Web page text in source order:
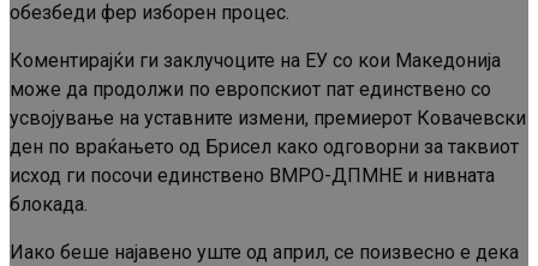
обезбеди фер изборен процес.
Коментирајќи ги заклучоците на ЕУ со кои Македонија
може да продолжи по европскиот пат единствено со
усвојување на уставните измени, премиерот Ковачевски
ден по враќањето од Брисел како одговорни за таквиот
исход ги посочи единствено ВМРО-ДПМНЕ и нивната
блокада.
Иако беше најавено уште од април, се поизвесно е дека